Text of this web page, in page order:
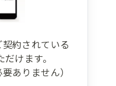
約されている
けます。
ありません）